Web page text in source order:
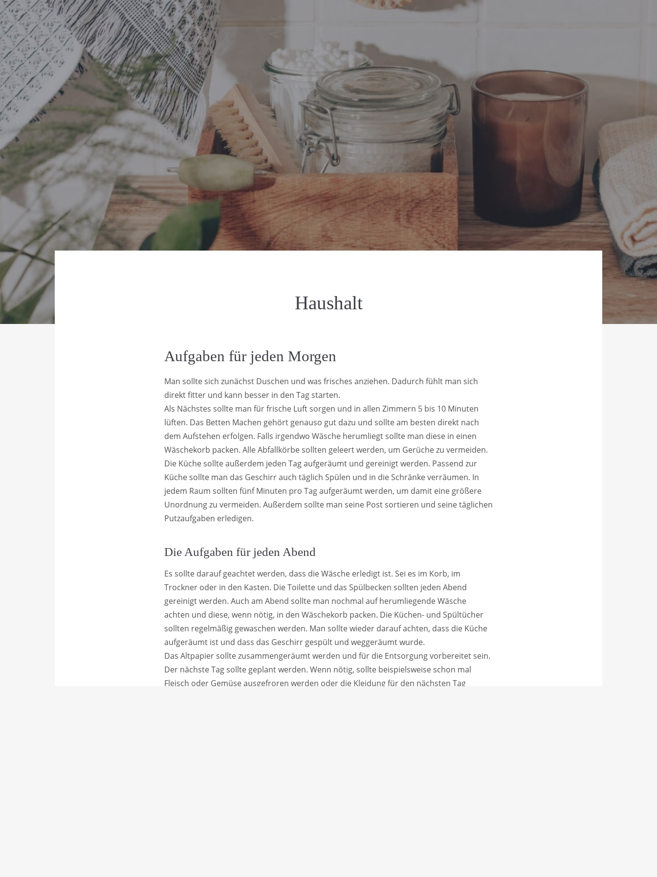
Haushalt
Aufgaben für jeden Morgen
Man sollte sich zunächst Duschen und was frisches anziehen. Dadurch fühlt man sich
direkt fitter und kann besser in den Tag starten.
Als Nächstes sollte man für frische Luft sorgen und in allen Zimmern 5 bis 10 Minuten
lüften. Das Betten Machen gehört genauso gut dazu und sollte am besten direkt nach
dem Aufstehen erfolgen. Falls irgendwo Wäsche herumliegt sollte man diese in einen
Wäschekorb packen. Alle Abfallkörbe sollten geleert werden, um Gerüche zu vermeiden.
Die Küche sollte außerdem jeden Tag aufgeräumt und gereinigt werden. Passend zur
Küche sollte man das Geschirr auch täglich Spülen und in die Schränke verräumen. In
jedem Raum sollten fünf Minuten pro Tag aufgeräumt werden, um damit eine größere
Unordnung zu vermeiden. Außerdem sollte man seine Post sortieren und seine täglichen
Putzaufgaben erledigen.
Die Aufgaben für jeden Abend
Es sollte darauf geachtet werden, dass die Wäsche erledigt ist. Sei es im Korb, im
Trockner oder in den Kasten. Die Toilette und das Spülbecken sollten jeden Abend
gereinigt werden. Auch am Abend sollte man nochmal auf herumliegende Wäsche
achten und diese, wenn nötig, in den Wäschekorb packen. Die Küchen- und Spültücher
sollten regelmäßig gewaschen werden. Man sollte wieder darauf achten, dass die Küche
aufgeräumt ist und dass das Geschirr gespült und weggeräumt wurde.
Das Altpapier sollte zusammengeräumt werden und für die Entsorgung vorbereitet sein.
Der nächste Tag sollte geplant werden. Wenn nötig, sollte beispielsweise schon mal
Fleisch oder Gemüse ausgefroren werden oder die Kleidung für den nächsten Tag